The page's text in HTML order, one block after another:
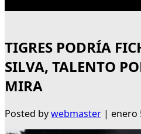
TIGRES PODRÍA
SILVA, TALENTO
MIRA
Posted bywebmaster | enero